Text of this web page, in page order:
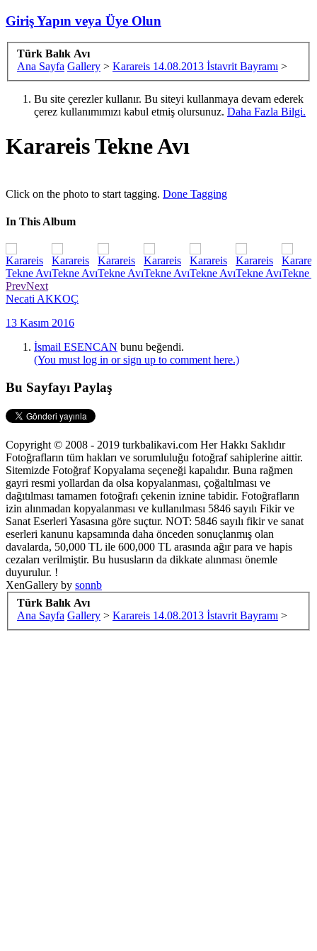
Giriş Yapın veya Üye Olun
Türk Balık Avı
Ana Sayfa Gallery > Karareis 14.08.2013 İstavrit Bayramı >
Bu site çerezler kullanır. Bu siteyi kullanmaya devam ederek
çerez kullanımımızı kabul etmiş olursunuz. Daha Fazla Bilgi.
Karareis Tekne Avı
Click on the photo to start tagging. Done Tagging
In This Album
PrevNext
Necati AKKOÇ
13 Kasım 2016
İsmail ESENCAN bunu beğendi.
(You must log in or sign up to comment here.)
Bu Sayfayı Paylaş
Copyright © 2008 - 2019 turkbalikavi.com Her Hakkı Saklıdır
Fotoğrafların tüm hakları ve sorumluluğu fotoğraf sahiplerine aittir.
Sitemizde Fotoğraf Kopyalama seçeneği kapalıdır. Buna rağmen
gayri resmi yollardan da olsa kopyalanması, çoğaltılması ve
dağıtılması tamamen fotoğrafı çekenin iznine tabidir. Fotoğrafların
izin alınmadan kopyalanması ve kullanılması 5846 sayılı Fikir ve
Sanat Eserleri Yasasına göre suçtur. NOT: 5846 sayılı fikir ve sanat
eserleri kanunu kapsamında daha önceden sonuçlanmış olan
davalarda, 50,000 TL ile 600,000 TL arasında ağır para ve hapis
cezaları verilmiştir. Bu hususların da dikkate alınması önemle
duyurulur. !
XenGallery by sonnb
Türk Balık Avı
Ana Sayfa Gallery > Karareis 14.08.2013 İstavrit Bayramı >